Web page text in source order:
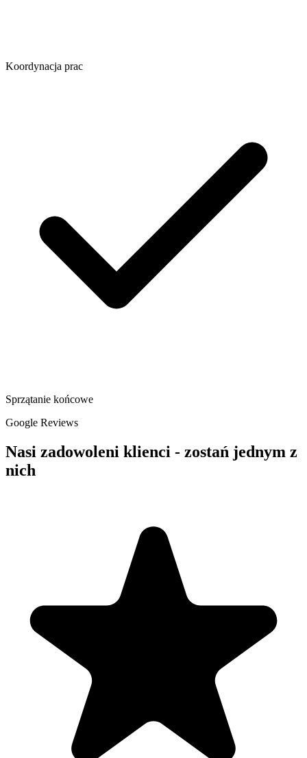
Koordynacja prac
Sprzątanie końcowe
Google Reviews
Nasi zadowoleni klienci - zostań jednym z
nich